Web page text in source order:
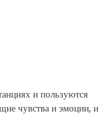
и пользуются
чувства и эмоции, и